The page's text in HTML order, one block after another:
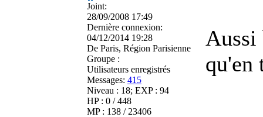
Joint:
28/09/2008 17:49
Dernière connexion:
04/12/2014 19:28
De Paris, Région Parisienne
Groupe :
Utilisateurs enregistrés
Messages: 415
Niveau : 18; EXP : 94
HP : 0 / 448
MP : 138 / 23406
Aussi
qu'en